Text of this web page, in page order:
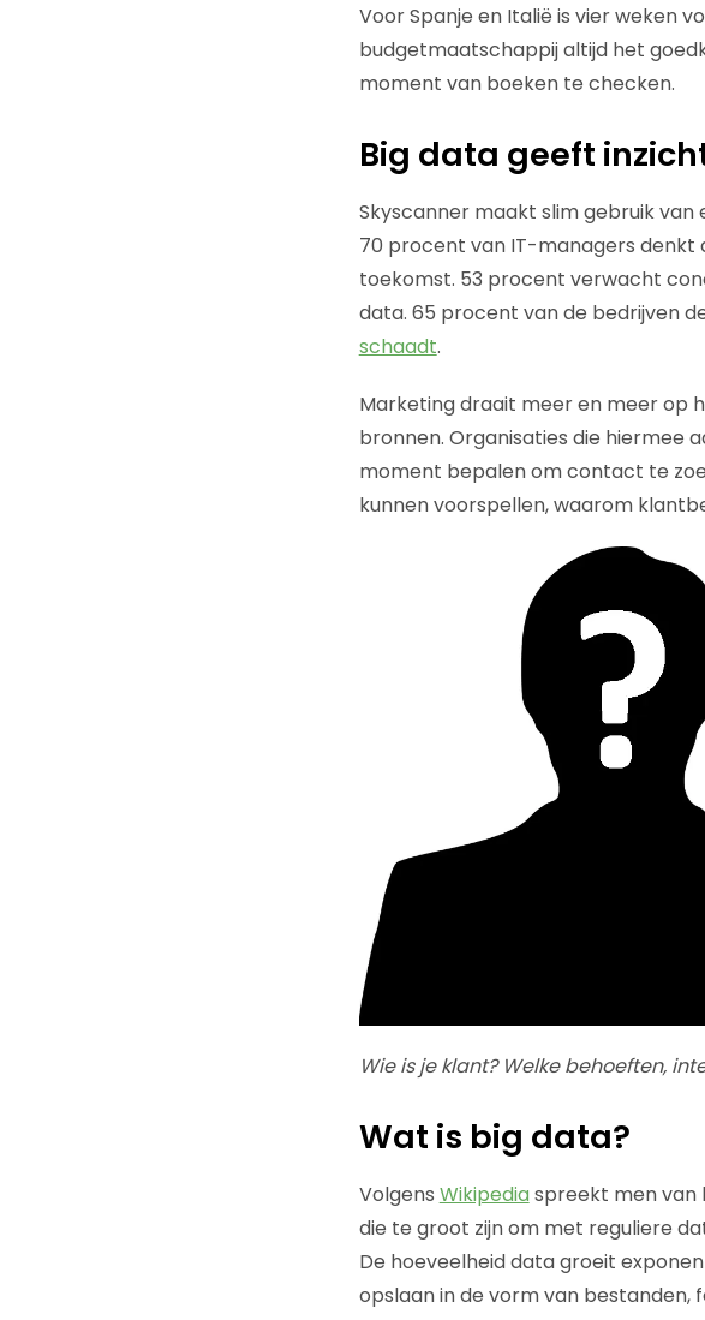
Voor Spanje en Italië is vier weken
budgetmaatschappij altijd het
moment van boeken te checken.
Big data geeft
Skyscanner maakt slim gebruik van
70 procent van IT-managers denkt
toekomst. 53 procent verwacht
data. 65 procent van de bedrijven
schaadt.
Marketing draait meer en meer op
bronnen. Organisaties die hiermee
moment bepalen om contact te
kunnen voorspellen, waarom
Wie is je klant? Welke behoeften,
Wat is big data?
Volgens Wikipedia spreekt men van
die te groot zijn om met reguliere
De hoeveelheid data groeit
opslaan in de vorm van bestanden,